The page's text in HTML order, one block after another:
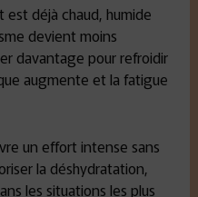
est déjà chaud, humide
devient moins
davantage pour refroidir
augmente et la fatigue
un effort intense sans
la déshydratation,
les situations les plus